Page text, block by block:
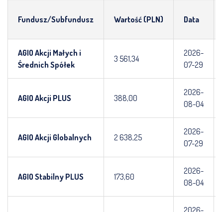
Fundusz/Subfundusz Wartość (PLN) Data
AGIO Akcji Małych i
Średnich Spółek
3 561,34
2026-
07-29
AGIO Akcji PLUS 388,00
2026-
08-04
AGIO Akcji Globalnych 2 638,25
2026-
07-29
AGIO Stabilny PLUS 173,60
2026-
08-04
2026-